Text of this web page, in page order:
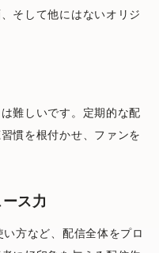
そして他にはないオリジ
難しいです。定期的な配
慣を根付かせ、ファンを
ス力
方など、配信全体をプロ